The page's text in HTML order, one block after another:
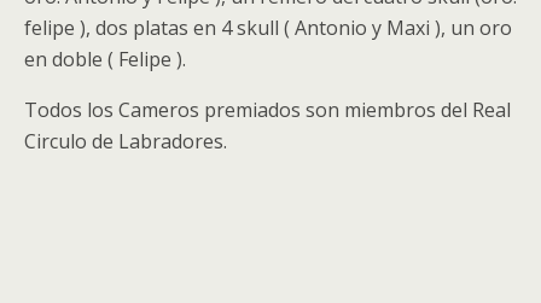
felipe ), dos platas en 4 skull ( Antonio y Maxi ), un oro
en doble ( Felipe ).
Todos los Cameros premiados son miembros del Real
Circulo de Labradores.